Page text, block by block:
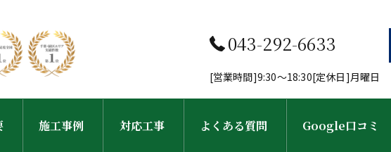
043-292-6633
[営業時間]9:30～18:30[定休日]月曜日
施工事例 対応工事 よくある質問 Google口コミ